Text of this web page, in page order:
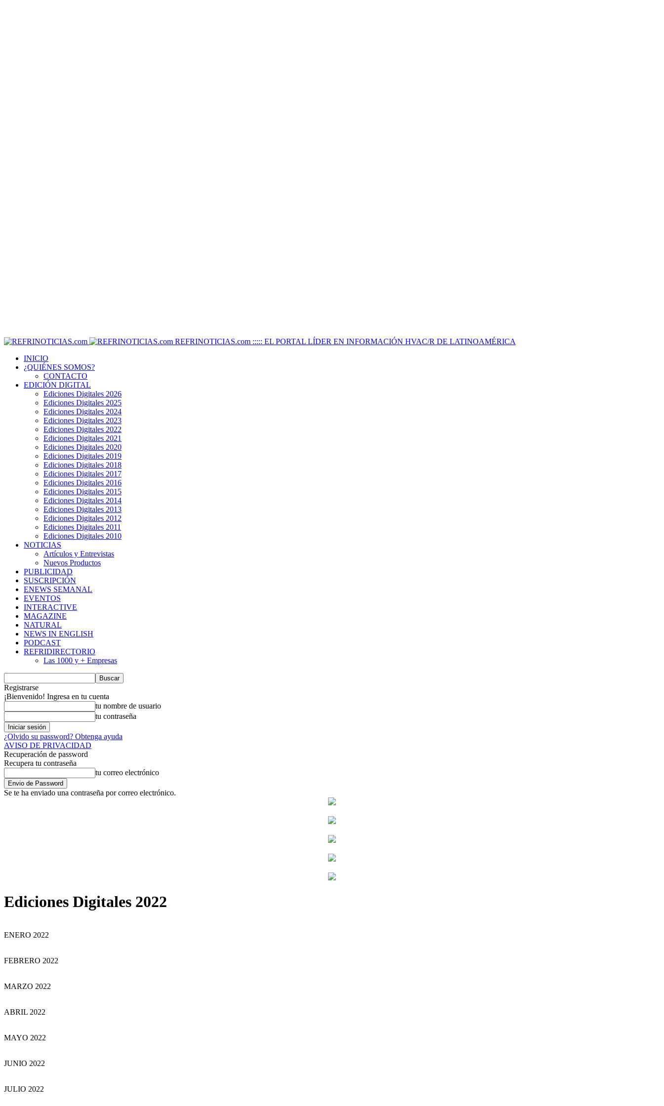
REFRINOTICIAS.com ::::: EL PORTAL LÍDER EN INFORMACIÓN HVAC/R DE LATINOAMÉRICA
INICIO
¿QUIÉNES SOMOS?
CONTACTO
EDICIÓN DIGITAL
Ediciones Digitales 2026
Ediciones Digitales 2025
Ediciones Digitales 2024
Ediciones Digitales 2023
Ediciones Digitales 2022
Ediciones Digitales 2021
Ediciones Digitales 2020
Ediciones Digitales 2019
Ediciones Digitales 2018
Ediciones Digitales 2017
Ediciones Digitales 2016
Ediciones Digitales 2015
Ediciones Digitales 2014
Ediciones Digitales 2013
Ediciones Digitales 2012
Ediciones Digitales 2011
Ediciones Digitales 2010
NOTICIAS
Artículos y Entrevistas
Nuevos Productos
PUBLICIDAD
SUSCRIPCIÓN
ENEWS SEMANAL
EVENTOS
INTERACTIVE
MAGAZINE
NATURAL
NEWS IN ENGLISH
PODCAST
REFRIDIRECTORIO
Las 1000 y + Empresas
Registrarse
¡Bienvenido! Ingresa en tu cuenta
tu nombre de usuario
tu contraseña
¿Olvido su password? Obtenga ayuda
AVISO DE PRIVACIDAD
Recuperación de password
Recupera tu contraseña
tu correo electrónico
Se te ha enviado una contraseña por correo electrónico.
Ediciones Digitales 2022
ENERO 2022
FEBRERO 2022
MARZO 2022
ABRIL 2022
MAYO 2022
JUNIO 2022
JULIO 2022